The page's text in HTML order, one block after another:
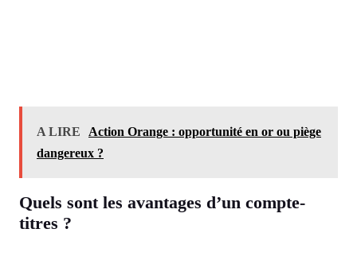
A LIRE
Action Orange : opportunité en or ou piège
dangereux ?
Quels sont les avantages d’un compte-
titres ?